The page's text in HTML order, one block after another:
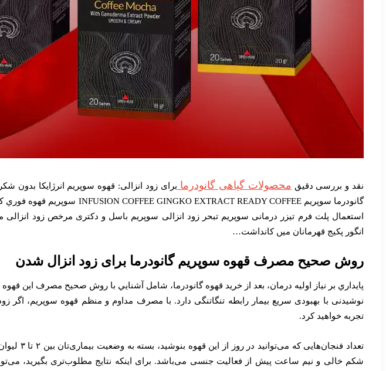
نقد و بررسی دقیق محصولات گیاهی گانودرما برای زود انزالی: قهوه سوپریم انرژایکا بدون
استعمال پلت فرم تیزر درمانی سوپریم تبحر زود انزالی سوپریم باسل و دکتری مرخص زود
انگور پكيج قهرمانان میں كانداشت…
روش صحیح مصرف قهوه سوپریم گانودرما برای زود انزال شدن
پايداري بر نياز اوليه درمان، بعد از خريد قهوه گانودرما، شامل آشنايي با روش صحيح مصرف اين
نوشیدنی با بهبودی سریع بیمار رابطه تنگاتنگی دارد. با مصرف مداوم و منظم قهوه سوپریم، اگر
تجربه خواهید کرد.
تعداد
شکم خالی و نیم ساعت پیش از فعالیت جنسی می‌باشد. برای اینکه نتایج مطلوب‌تری بگیرید،